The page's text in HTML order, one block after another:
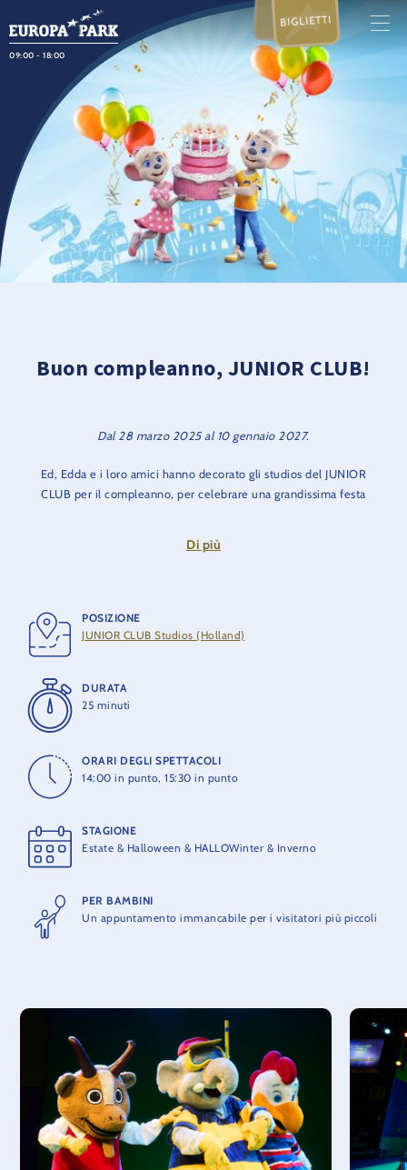
09:00 - 18:00
BIGLIETTI
Buon compleanno, JUNIOR CLUB!
Dal 28 marzo 2025 al 10 gennaio 2027.
Ed, Edda e i loro amici hanno decorato gli studios del JUNIOR
CLUB per il compleanno, per celebrare una grandissima festa
recuperare le stelle e salvare così la festa? Allora non resta che
musica energica, nuove coreografie e una dose supplementare
di divertimento, celebreremo una festa sotto le stelle. Qui i
Nota bene:lo spettacolo prevede l’uso di numerosi effetti
luminosi che possono provocare reazioni anche fastidiose
Di più
POSIZIONE
JUNIOR CLUB Studios (Holland)
DURATA
25 minuti
ORARI DEGLI SPETTACOLI
14:00 in punto, 15:30 in punto
STAGIONE
Estate & Halloween & HALLOWinter & Inverno
PER BAMBINI
Un appuntamento immancabile per i visitatori più piccoli